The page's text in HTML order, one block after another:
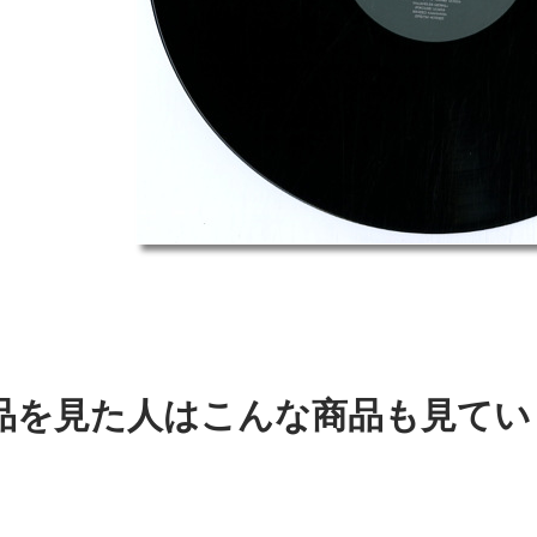
を見た人はこんな商品も見て